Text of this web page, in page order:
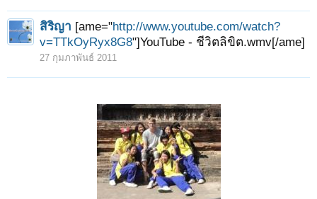
สิริญา [ame="http://www.youtube.com/watch?
v=TTkOyRyx8G8"]YouTube - ชีวิตลิขิต.wmv[/ame]
27 กุมภาพันธ์ 2011